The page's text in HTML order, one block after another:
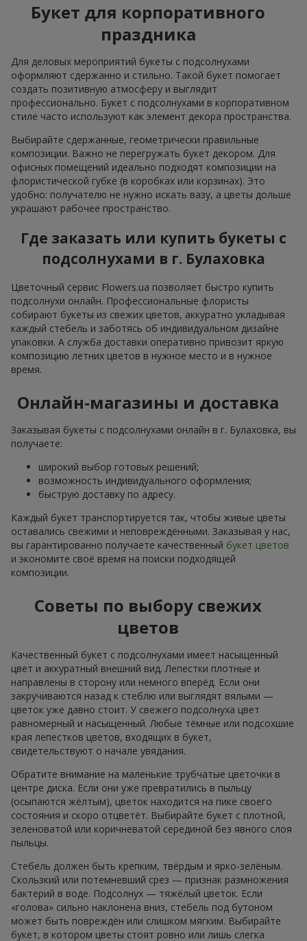
Букет для корпоративного
праздника
Для деловых мероприятий букеты с подсолнухами
оформляют сдержанно и стильно. Такой букет помогает
создать позитивную атмосферу и выглядит
профессионально. Букет с подсолнухами в корпоративном
стиле часто используют как элемент декора пространства.
Выбирайте сдержанные, геометрически правильные
композиции. Важно не перегружать букет декором. Для
офисных помещений идеально подходят композиции на
флористической губке (в коробках или корзинах). Это
удобно: получателю не нужно искать вазу, а цветы дольше
украшают рабочее пространство.
Где заказать или купить букеты с
подсолнухами в г. Булаховка
Цветочный сервис Flowers.ua позволяет быстро купить
подсолнухи онлайн. Профессиональные флористы
собирают букеты из свежих цветов, аккуратно укладывая
каждый стебель и заботясь об индивидуальном дизайне
упаковки. А служба доставки оперативно привозит яркую
композицию летних цветов в нужное место и в нужное
время.
Онлайн-магазины и доставка
Заказывая букеты с подсолнухами онлайн в г. Булаховка, вы
получаете:
широкий выбор готовых решений;
возможность индивидуального оформления;
быструю доставку по адресу.
Каждый букет транспортируется так, чтобы живые цветы
оставались свежими и неповреждёнными. Заказывая у нас,
вы гарантированно получаете качественный букет цветов
и экономите своё время на поиски подходящей
композиции.
Советы по выбору свежих
цветов
Качественный букет с подсолнухами имеет насыщенный
цвет и аккуратный внешний вид. Лепестки плотные и
направлены в сторону или немного вперёд. Если они
закручиваются назад к стеблю или выглядят вялыми —
цветок уже давно стоит. У свежего подсолнуха цвет
равномерный и насыщенный. Любые тёмные или подсохшие
края лепестков цветов, входящих в букет,
свидетельствуют о начале увядания.
Обратите внимание на маленькие трубчатые цветочки в
центре диска. Если они уже превратились в пыльцу
(осыпаются жёлтым), цветок находится на пике своего
состояния и скоро отцветёт. Выбирайте букет с плотной,
зеленоватой или коричневатой серединой без явного слоя
пыльцы.
Стебель должен быть крепким, твёрдым и ярко-зелёным.
Скользкий или потемневший срез — признак размножения
бактерий в воде. Подсолнух — тяжёлый цветок. Если
«голова» сильно наклонена вниз, стебель под бутоном
может быть повреждён или слишком мягким. Выбирайте
букет, в котором цветы стоят ровно или лишь слегка